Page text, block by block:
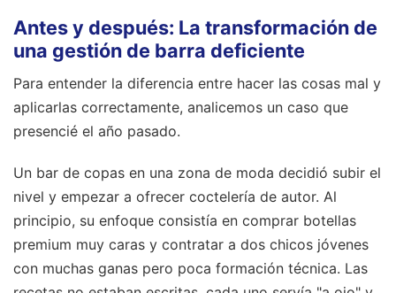
Antes y después: La transformación de
una gestión de barra deficiente
Para entender la diferencia entre hacer las cosas mal y
aplicarlas correctamente, analicemos un caso que
presencié el año pasado.
Un bar de copas en una zona de moda decidió subir el
nivel y empezar a ofrecer coctelería de autor. Al
principio, su enfoque consistía en comprar botellas
premium muy caras y contratar a dos chicos jóvenes
con muchas ganas pero poca formación técnica. Las